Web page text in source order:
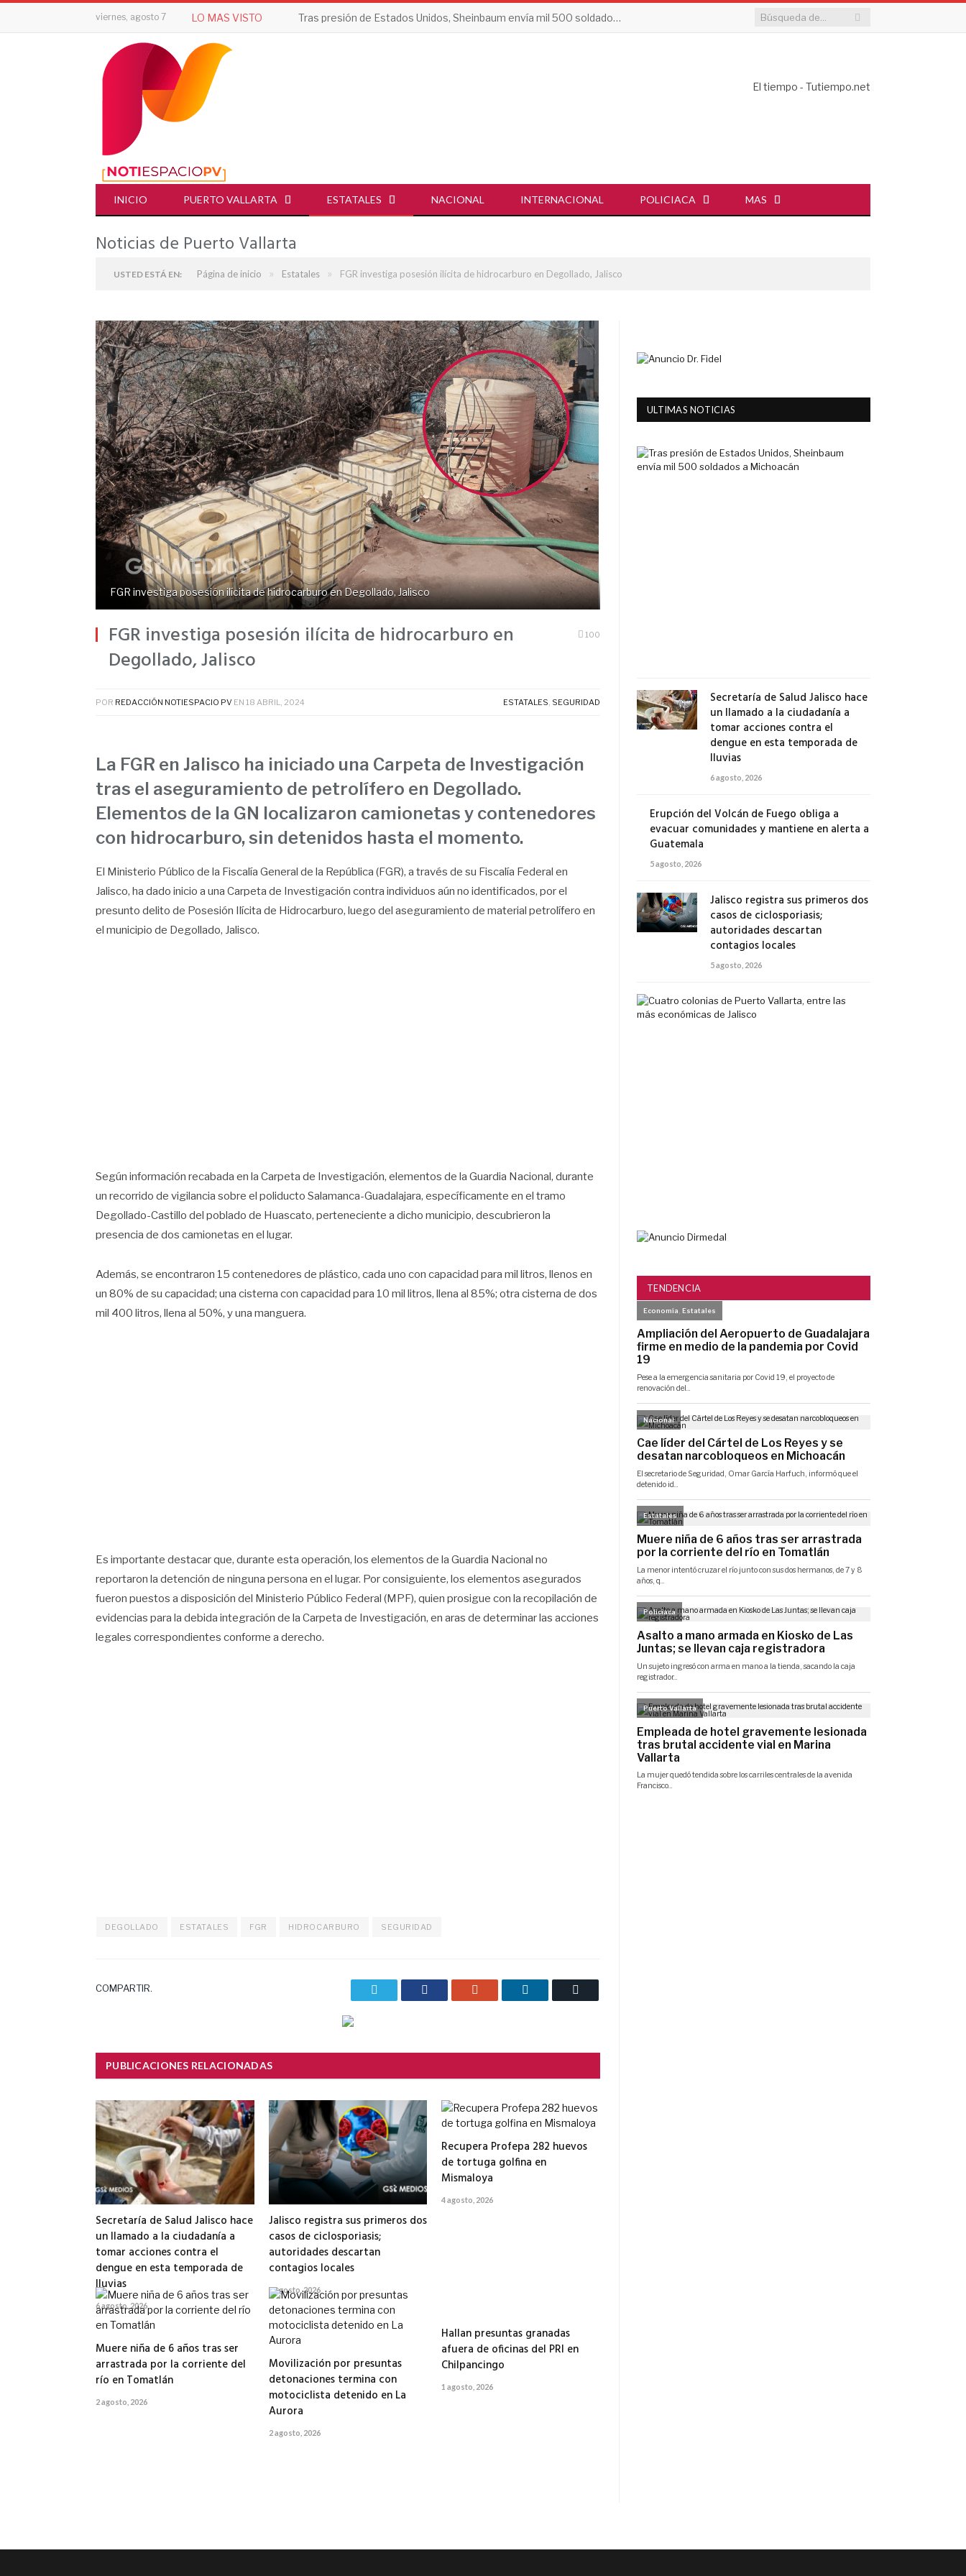
viernes, agosto 7 LO MAS VISTO Tras presión de Estados Unidos, Sheinbaum envía mil 500 soldados a Michoacán
El tiempo - Tutiempo.net
INICIO PUERTO VALLARTA ESTATALES NACIONAL INTERNACIONAL POLICIACA MAS
Noticias de Puerto Vallarta
USTED ESTÁ EN: Página de inicio » Estatales » FGR investiga posesión ilícita de hidrocarburo en Degollado, Jalisco
FGR investiga posesión ilícita de hidrocarburo en Degollado, Jalisco
FGR investiga posesión ilícita de hidrocarburo en
Degollado, Jalisco
100
POR REDACCIÓN NOTIESPACIO PV EN 18 ABRIL, 2024 ESTATALES, SEGURIDAD
La FGR en Jalisco ha iniciado una Carpeta de Investigación
tras el aseguramiento de petrolífero en Degollado.
Elementos de la GN localizaron camionetas y contenedores
con hidrocarburo, sin detenidos hasta el momento.
El Ministerio Público de la Fiscalía General de la República (FGR), a través de su Fiscalía Federal en
Jalisco, ha dado inicio a una Carpeta de Investigación contra individuos aún no identificados, por el
presunto delito de Posesión Ilícita de Hidrocarburo, luego del aseguramiento de material petrolífero en
el municipio de Degollado, Jalisco.
Según información recabada en la Carpeta de Investigación, elementos de la Guardia Nacional, durante
un recorrido de vigilancia sobre el poliducto Salamanca-Guadalajara, específicamente en el tramo
Degollado-Castillo del poblado de Huascato, perteneciente a dicho municipio, descubrieron la
presencia de dos camionetas en el lugar.
Además, se encontraron 15 contenedores de plástico, cada uno con capacidad para mil litros, llenos en
un 80% de su capacidad; una cisterna con capacidad para 10 mil litros, llena al 85%; otra cisterna de dos
mil 400 litros, llena al 50%, y una manguera.
Es importante destacar que, durante esta operación, los elementos de la Guardia Nacional no
reportaron la detención de ninguna persona en el lugar. Por consiguiente, los elementos asegurados
fueron puestos a disposición del Ministerio Público Federal (MPF), quien prosigue con la recopilación de
evidencias para la debida integración de la Carpeta de Investigación, en aras de determinar las acciones
legales correspondientes conforme a derecho.
DEGOLLADO ESTATALES FGR HIDROCARBURO SEGURIDAD
COMPARTIR.
PUBLICACIONES RELACIONADAS
Secretaría de Salud Jalisco hace
un llamado a la ciudadanía a
tomar acciones contra el
dengue en esta temporada de
lluvias
6 agosto, 2026
Jalisco registra sus primeros dos
casos de ciclosporiasis;
autoridades descartan
contagios locales
5 agosto, 2026
Recupera Profepa 282 huevos
de tortuga golfina en
Mismaloya
4 agosto, 2026
Muere niña de 6 años tras ser
arrastrada por la corriente del
río en Tomatlán
2 agosto, 2026
Movilización por presuntas
detonaciones termina con
motociclista detenido en La
Aurora
2 agosto, 2026
Hallan presuntas granadas
afuera de oficinas del PRI en
Chilpancingo
1 agosto, 2026
ULTIMAS NOTICIAS
Secretaría de Salud Jalisco hace
un llamado a la ciudadanía a
tomar acciones contra el
dengue en esta temporada de
lluvias
6 agosto, 2026
Erupción del Volcán de Fuego obliga a
evacuar comunidades y mantiene en alerta a
Guatemala
5 agosto, 2026
Jalisco registra sus primeros dos
casos de ciclosporiasis;
autoridades descartan
contagios locales
5 agosto, 2026
TENDENCIA